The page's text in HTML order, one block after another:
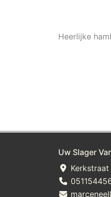
Heerlijke
Uw Slager